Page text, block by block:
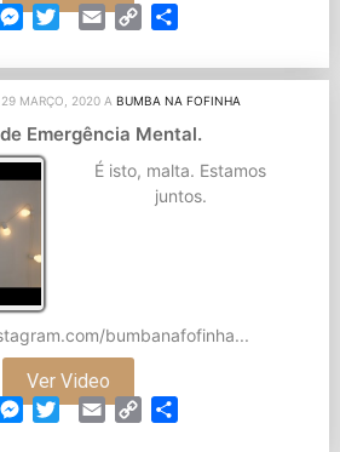
Messenger
TwitterEmail Copy
MARÇO, 2020 A BUMBA NA FOFINHA
Emergência Mental.
É isto, malta. Estamos
juntos.
bumbanafofinha...
Ver Video
Messenger
TwitterEmail Copy